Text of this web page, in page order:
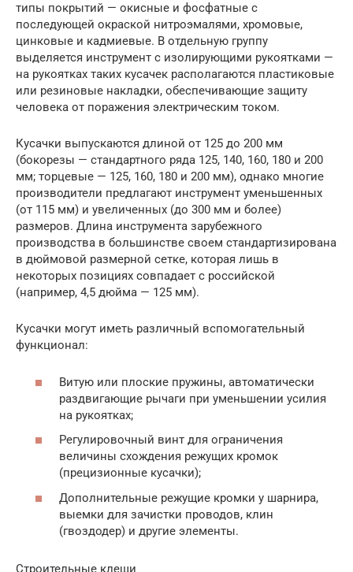
типы покрытий — окисные и фосфатные с
последующей окраской нитроэмалями, хромовые,
цинковые и кадмиевые. В отдельную группу
выделяется инструмент с изолирующими рукоятками —
на рукоятках таких кусачек располагаются пластиковые
или резиновые накладки, обеспечивающие защиту
человека от поражения электрическим током.
Кусачки выпускаются длиной от 125 до 200 мм
(бокорезы — стандартного ряда 125, 140, 160, 180 и 200
мм; торцевые — 125, 160, 180 и 200 мм), однако многие
производители предлагают инструмент уменьшенных
(от 115 мм) и увеличенных (до 300 мм и более)
размеров. Длина инструмента зарубежного
производства в большинстве своем стандартизирована
в дюймовой размерной сетке, которая лишь в
некоторых позициях совпадает с российской
(например, 4,5 дюйма — 125 мм).
Кусачки могут иметь различный вспомогательный
функционал:
Витую или плоские пружины, автоматически
раздвигающие рычаги при уменьшении усилия
на рукоятках;
Регулировочный винт для ограничения
величины схождения режущих кромок
(прецизионные кусачки);
Дополнительные режущие кромки у шарнира,
выемки для зачистки проводов, клин
(гвоздодер) и другие элементы.
Строительные клещи